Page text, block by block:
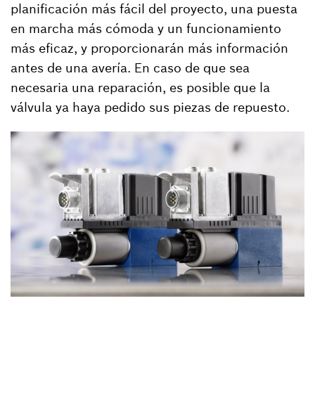
planificación más fácil del proyecto, una puesta
en marcha más cómoda y un funcionamiento
más eficaz, y proporcionarán más información
antes de una avería. En caso de que sea
necesaria una reparación, es posible que la
válvula ya haya pedido sus piezas de repuesto.